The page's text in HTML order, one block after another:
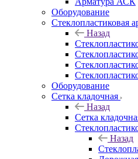
Оборудование
Cтеклопластиковая
Назад
Оборудование
Сетка кладочная
Назад
Сетка
Назад